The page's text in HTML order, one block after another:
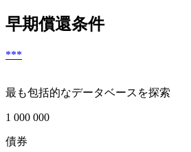
早期償還条件
***
最も包括的なデータベースを探索
1 000 000
債券